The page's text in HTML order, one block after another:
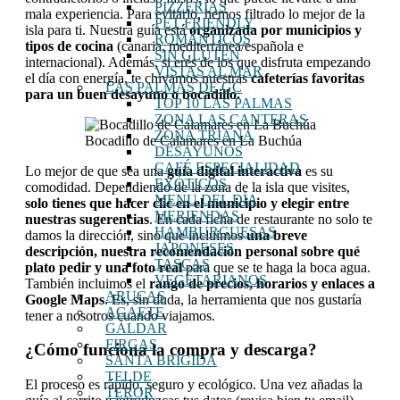
PIZZERÍAS
PET FRIENDLY
ROMÁNTICOS
SIN GLUTEN
VISTAS AL MAR
LAS PALMAS DE GC
TOP 10 LAS PALMAS
ZONA LAS CANTERAS
ZONA TRIANA
DESAYUNOS
CAFÉ ESPECIALIDAD
EXÓTICOS
MENU DEL DÍA
MERIENDAS
HAMBURGUESAS
JAPONESES
TASCAS
VEGETARIANOS
ARUCAS
AGAETE
GÁLDAR
FIRGAS
SANTA BRÍGIDA
TELDE
TEROR
mala experiencia. Para evitarlo, hemos filtrado lo mejor de la
isla para ti. Nuestra guía estáorganizada por municipios y
tipos de cocina (canaria, mediterránea/española e
internacional). Además, si eres de los que disfruta empezando
el día con energía, te chivamos nuestrascafeterías favoritas
para un buen desayuno o bocadillo.
Bocadillo de Calamares en La Buchúa
Lo mejor de que sea unaguía digital interactiva es su
comodidad. Dependiendo de la zona de la isla que visites,
solo tienes que hacer clic en el municipio y elegir entre
nuestras sugerencias. En cada ficha de restaurante no solo te
damos la dirección, sino que incluimosuna breve
descripción, nuestra recomendación personal sobre qué
plato pedir y una foto realpara que se te haga la boca agua.
También incluimos el rango de precios, horarios y enlaces a
Google Maps. Es, sin duda, la herramienta que nos gustaría
tener a nosotros cuando viajamos.
¿Cómo funciona la compra y descarga?
El proceso es rápido, seguro y ecológico. Una vez añadas la